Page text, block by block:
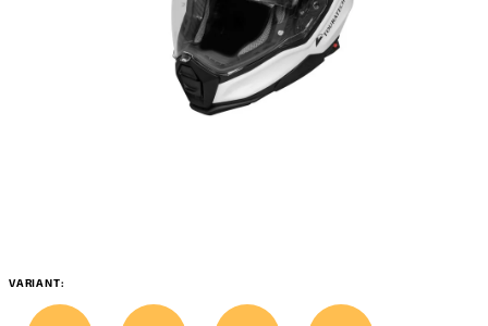
VARIANT: